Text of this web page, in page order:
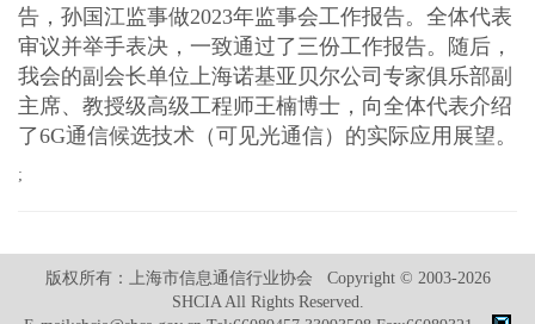
告，孙国江监事做2023年监事会工作报告。全体代表
审议并举手表决，一致通过了三份工作报告。随后，
我会的副会长单位上海诺基亚贝尔公司专家俱乐部副
主席、教授级高级工程师王楠博士，向全体代表介绍
了6G通信候选技术（可见光通信）的实际应用展望。
;
版权所有：上海市信息通信行业协会 Copyright © 2003-2026
SHCIA All Rights Reserved.